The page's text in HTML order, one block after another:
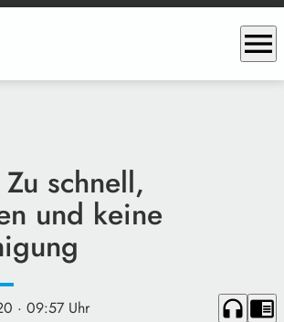
menu
schnell,
und keine
· 09:57 Uhr headphones chrome_reader_mode